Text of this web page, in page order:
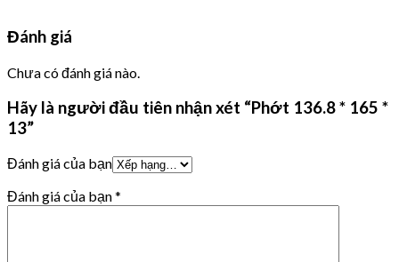
Đánh giá
Chưa có đánh giá nào.
Hãy là người đầu tiên nhận xét “Phớt 136.8 * 165 *
13”
Đánh giá của bạn
Đánh giá của bạn*